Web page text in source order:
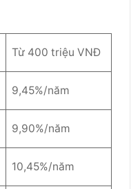
Từ 400 triệu VNĐ
9,45%/năm
9,90%/năm
10,45%/năm